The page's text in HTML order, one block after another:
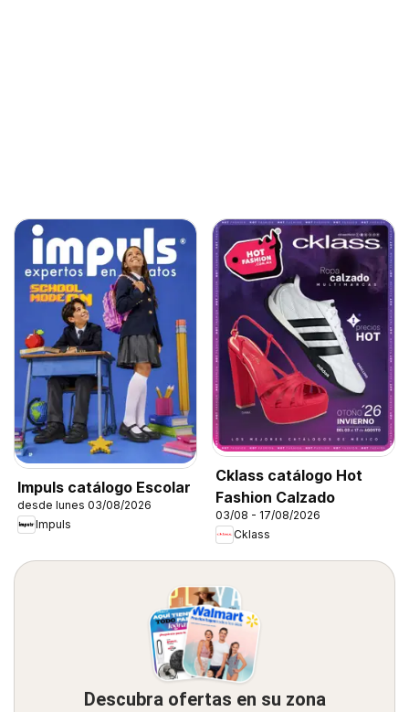
Impuls catálogo Escolar
desde lunes 03/08/2026
Impuls
Cklass catálogo Hot
Fashion Calzado
03/08 - 17/08/2026
Cklass
Descubra ofertas en su zona